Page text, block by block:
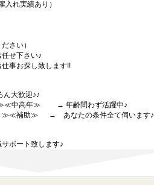
入れ実績あり）
さい）
せ下さい♪
事お探し致します!!
歓迎♪♪
中高年≫ → 年齢問わず活躍中♪
≫≪補助≫ → あなたの条件全て伺います♪
ポート致します♪